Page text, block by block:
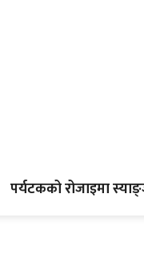
पर्यटकको रोजाइमा